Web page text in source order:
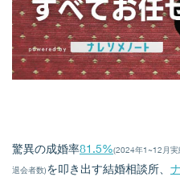
驚異の成婚率81.5%(2024年1~12月実
退会者数)を叩き出す結婚相談所、